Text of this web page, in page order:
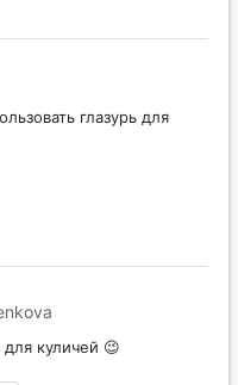
глазурь для
куличей 😉